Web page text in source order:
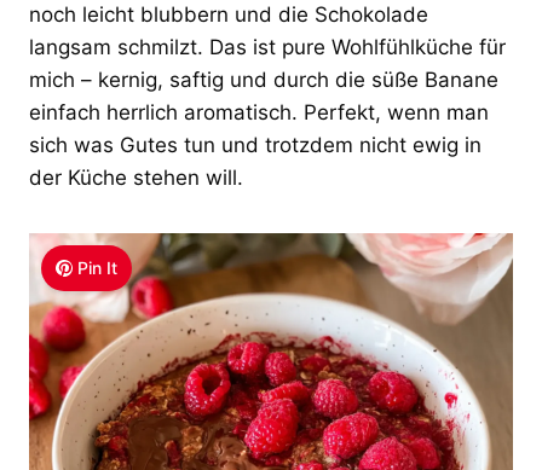
noch leicht blubbern und die Schokolade
langsam schmilzt. Das ist pure Wohlfühlküche für
mich – kernig, saftig und durch die süße Banane
einfach herrlich aromatisch. Perfekt, wenn man
sich was Gutes tun und trotzdem nicht ewig in
der Küche stehen will.
Pin It